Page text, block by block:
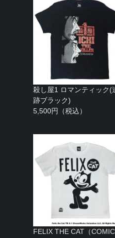
殺し屋1 ロマンティック(
跡ブラック)
5,500円（税込）
FELIX THE CAT（